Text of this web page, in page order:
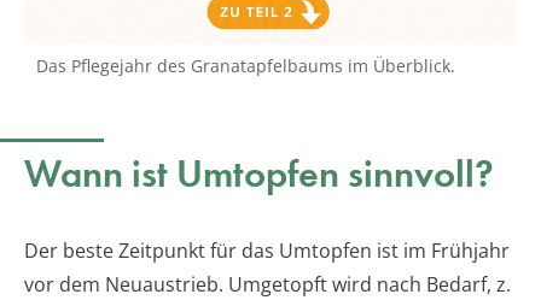
Das Pflegejahr des Granatapfelbaums im Überblick.
Wann ist Umtopfen sinnvoll?
Der beste Zeitpunkt für das Umtopfen ist im Frühjahr
vor dem Neuaustrieb. Umgetopft wird nach Bedarf, z.